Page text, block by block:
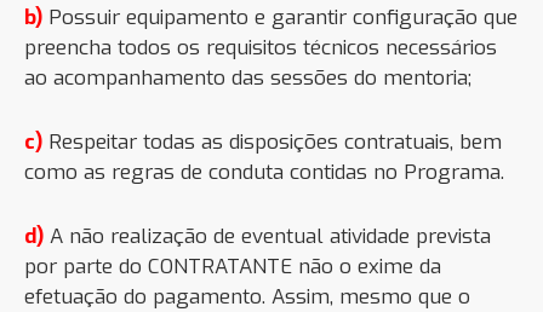
b) Possuir equipamento e garantir configuração que
preencha todos os requisitos técnicos necessários
ao acompanhamento das sessões do mentoria;
c) Respeitar todas as disposições contratuais, bem
como as regras de conduta contidas no Programa.
d) A não realização de eventual atividade prevista
por parte do CONTRATANTE não o exime da
efetuação do pagamento. Assim, mesmo que o